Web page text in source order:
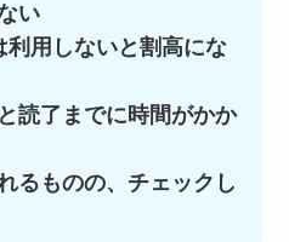
い
用しないと割高にな
読了までに時間がかか
るものの、チェックし